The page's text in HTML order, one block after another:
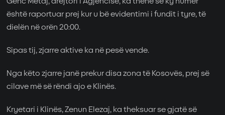
është raportuar prej kur u bë evidentimi i fundit i tyre, të
dielën në orën 20:00.
Sipas tij, zjarre aktive ka në pesë vende.
Nga këto zjarre janë prekur disa zona të Kosovës, prej së
cilave më së rëndi ajo e Klinës.
Kryetari i Klinës, Zenun Elezaj, ka theksuar se gjatë së